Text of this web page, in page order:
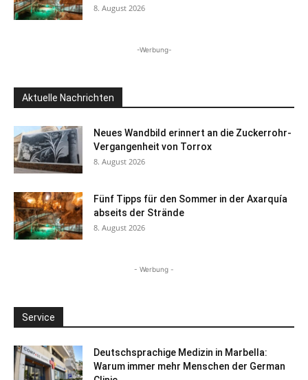
8. August 2026
-Werbung-
Aktuelle Nachrichten
Neues Wandbild erinnert an die Zuckerrohr-
Vergangenheit von Torrox
8. August 2026
Fünf Tipps für den Sommer in der Axarquía
abseits der Strände
8. August 2026
- Werbung -
Service
Deutschsprachige Medizin in Marbella:
Warum immer mehr Menschen der German